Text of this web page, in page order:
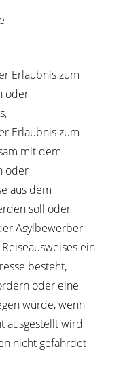
Erlaubnis zum
oder
Erlaubnis zum
mit dem
oder
aus dem
soll oder
Asylbewerber
ein
besteht,
oder eine
würde, wenn
ausgestellt wird
nicht gefährdet